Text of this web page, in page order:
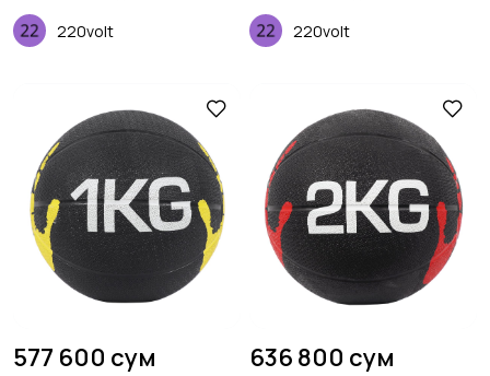
220volt 220volt
577 600 сум 636 800 сум